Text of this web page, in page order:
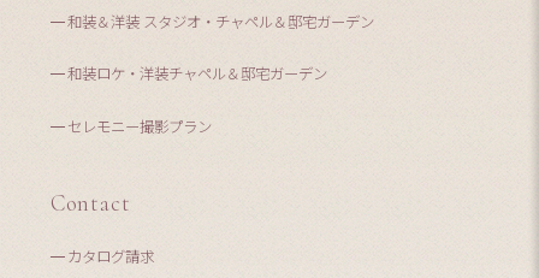
和装＆洋装 スタジオ・チャペル＆邸宅ガーデン
和装ロケ・洋装チャペル＆邸宅ガーデン
セレモニー撮影プラン
Contact
カタログ請求